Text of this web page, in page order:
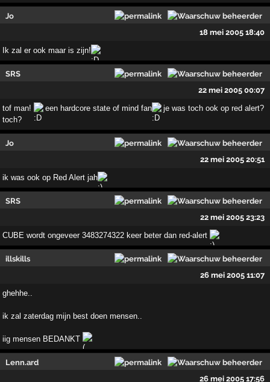
Jo
18 mei 2005 18:40
Ik zal er ook maar is zijn!
SRS
22 mei 2005 00:07
tof man! een hardcore state of mind fan
je was toch ook op red alert?
toch?
Jo
22 mei 2005 20:51
ik was ook op Red Alert jah
SRS
22 mei 2005 23:23
CUBE wordt ongeveer 3483274322 keer beter dan red-alert
illskills
26 mei 2005 11:07
ghehhe..
ik zal zaterdag mijn best doen mensen..
iig mensen BEDANKT
Lenn.ard
26 mei 2005 17:56